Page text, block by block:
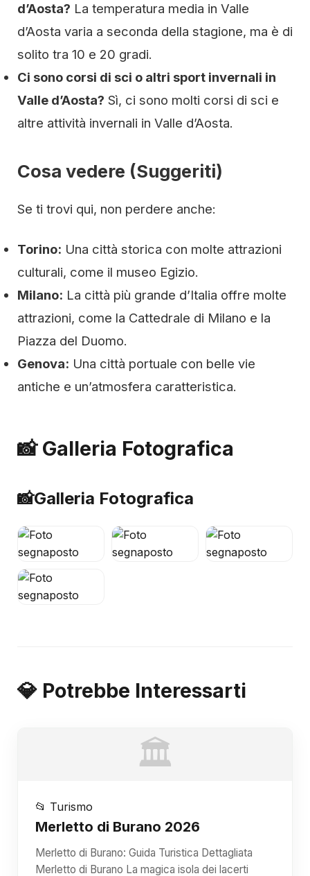
d’Aosta? La temperatura media in Valle
d’Aosta varia a seconda della stagione, ma è di
solito tra 10 e 20 gradi.
Ci sono corsi di sci o altri sport invernali in
Valle d’Aosta? Sì, ci sono molti corsi di sci e
altre attività invernali in Valle d’Aosta.
Cosa vedere (Suggeriti)
Se ti trovi qui, non perdere anche:
Torino: Una città storica con molte attrazioni
culturali, come il museo Egizio.
Milano: La città più grande d’Italia offre molte
attrazioni, come la Cattedrale di Milano e la
Piazza del Duomo.
Genova: Una città portuale con belle vie
antiche e un’atmosfera caratteristica.
📸 Galleria Fotografica
📸Galleria Fotografica
💎 Potrebbe Interessarti
🏛️
📂 Turismo
Merletto di Burano 2026
Merletto di Burano: Guida Turistica Dettagliata
Merletto di Burano La magica isola dei lacerti